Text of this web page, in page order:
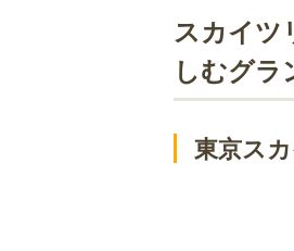
スカイツ
しむグ
東京ス